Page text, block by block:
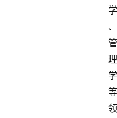
学
、
管
理
学
等
领